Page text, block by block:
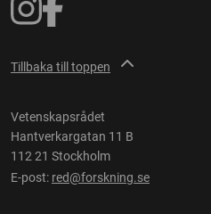
Tillbaka till toppen
Vetenskapsrådet
Hantverkargatan 11 B
112 21 Stockholm
E-post: red@forskning.se